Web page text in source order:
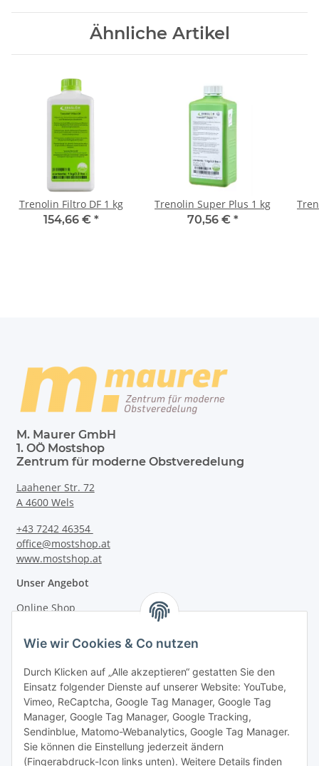
Ähnliche Artikel
Trenolin Filtro DF 1 kg
154,66 € *
Trenolin Super Plus 1 kg
70,56 € *
M. Maurer GmbH
1. OÖ Mostshop
Zentrum für moderne Obstveredelung
Laahener Str. 72
A 4600 Wels
+43 7242 46354
office@mostshop.at
www.mostshop.at
Unser Angebot
Online Shop
Informationen
Wie wir Cookies & Co nutzen
Durch Klicken auf „Alle akzeptieren“ gestatten Sie den
Einsatz folgender Dienste auf unserer Website: YouTube,
Vimeo, ReCaptcha, Google Tag Manager, Google Tag
Manager, Google Tag Manager, Google Tracking,
Sendinblue, Matomo-Webanalytics, Google Tag Manager.
Sie können die Einstellung jederzeit ändern
(Fingerabdruck-Icon links unten). Weitere Details finden